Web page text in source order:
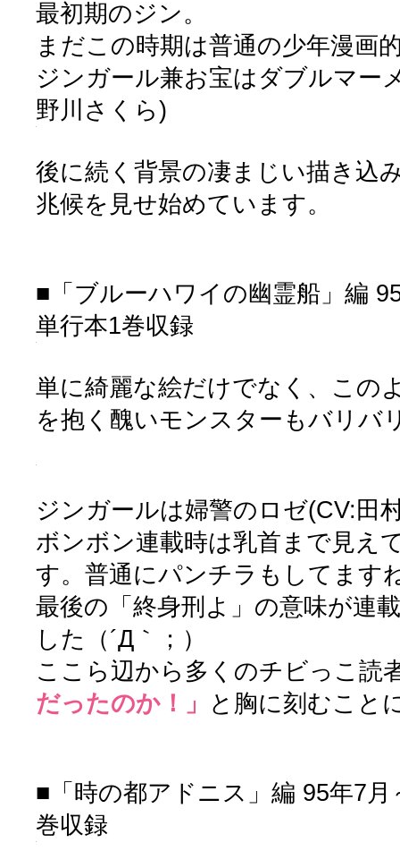
最初期のジン。
まだこの時期は普通の少年漫画
ジンガール兼お宝はダブルマー
野川さくら)
後に続く背景の凄まじい描き込
兆候を見せ始めています。
■「ブルーハワイの幽霊船」編
単行本1巻収録
単に綺麗な絵だけでなく、この
を抱く醜いモンスターもバリバ
ジンガールは婦警のロゼ(CV:田
ボンボン連載時は乳首まで見え
す。普通にパンチラもしてます
最後の「終身刑よ」の意味が連
した（´Д｀；）
ここら辺から多くのチビっこ読
だったのか！」
と胸に刻むこと
■「時の都アドニス」編 95年7月
巻収録